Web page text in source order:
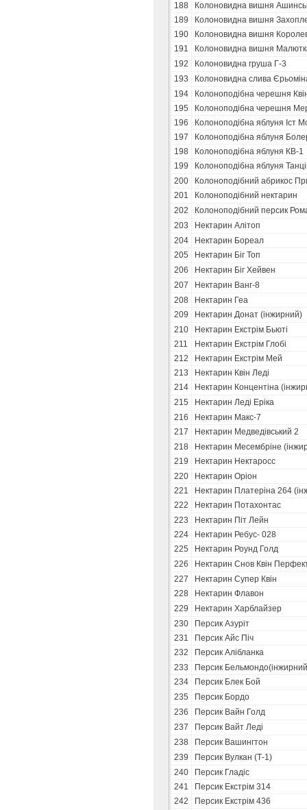
188
Колоновидна вишня
189
Колоновидна вишня
190
Колоновидна вишня
191
Колоновидна вишня
192
Колоновидна груша Г-3
193
Колоновидна слива
194
Колоноподібна черешня
195
Колоноподібна черешня
196
Колоноподібна яблуня Іст
197
Колоноподібна яблуня
198
Колоноподібна яблуня КВ-1
199
Колоноподібна яблуня
200
Колоноподібний абрикос
201
Колоноподібний нектарин
202
Колоноподібний персик
203
Нектарин Алітоп
204
Нектарин Бореал
205
Нектарин Біг Топ
206
Нектарин Біг Хейвен
207
Нектарин Ванг-8
208
Нектарин Геа
209
Нектарин Донат (інжирний)
210
Нектарин Екстрім Бьюті
211
Нектарин Екстрім Глобі
212
Нектарин Екстрім Мей
213
Нектарин Квін Леді
214
Нектарин Концентіна
215
Нектарин Леді Еріка
216
Нектарин Макс-7
217
Нектарин Медведівський 2
218
Нектарин Месембріне
219
Нектарин Нектаросс
220
Нектарин Оріон
221
Нектарин Платеріна 264
222
Нектарин Потахонтас
223
Нектарин Піт Лейн
224
Нектарин Ребус- 028
225
Нектарин Роунд Голд
226
Нектарин Снов Квін
227
Нектарин Супер Квін
228
Нектарин Флавон
229
Нектарин Харблайзер
230
Персик Азуріт
231
Персик Айс Піч
232
Персик Алібланка
233
Персик
234
Персик Блек Бой
235
Персик Бордо
236
Персик Вайн Голд
237
Персик Вайт Леді
238
Персик Вашингтон
239
Персик Вулкан (Т-1)
240
Персик Гладіс
241
Персик Екстрім 314
242
Персик Екстрім 436